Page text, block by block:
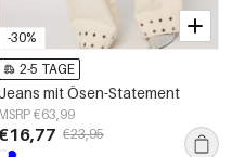
-30%
2-5 TAGE
mit Ösen-Statement
MSRP €63,99
€23,95